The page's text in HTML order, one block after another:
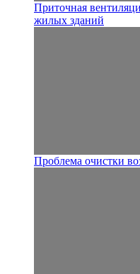
Приточная
жилых зданий
Проблема очистки